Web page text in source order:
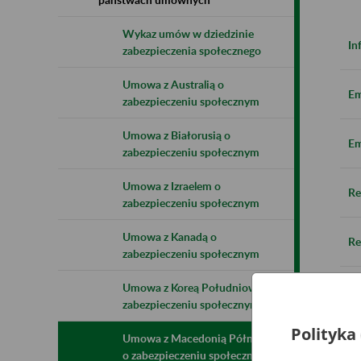
Wykaz umów w dziedzinie
zabezpieczenia społecznego
Umowa z Australią o
zabezpieczeniu społecznym
Umowa z Białorusią o
zabezpieczeniu społecznym
Umowa z Izraelem o
zabezpieczeniu społecznym
Umowa z Kanadą o
zabezpieczeniu społecznym
Umowa z Koreą Południową o
zabezpieczeniu społecznym
Umowa z Macedonią Północną
o zabezpieczeniu społecznym
Polityka